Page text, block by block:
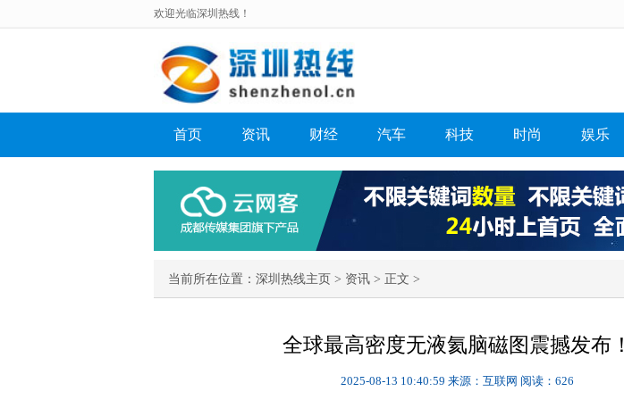
欢迎光临深圳热线！
首页 资讯 财经 汽车 科技 时尚 娱乐
当前所在位置： 深圳热线主页 > 资讯 > 正文 >
全球最高密度无液氦脑磁图震撼发布！
2025-08-13 10:40:59 来源：互联网 阅读：626